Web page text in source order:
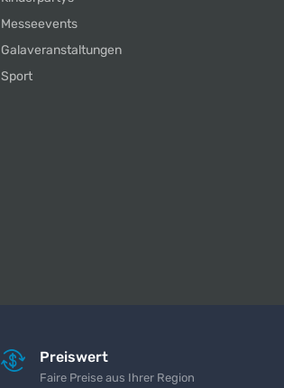
Messeevents
Galaveranstaltungen
Sport
Preiswert
Faire Preise aus Ihrer Region